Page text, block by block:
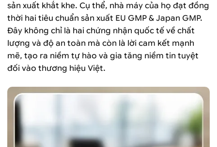
sản xuất khắt khe. Cụ thể, nhà máy của họ đạt đồng
thời hai tiêu chuẩn sản xuất EU GMP & Japan GMP.
Đây không chỉ là hai chứng nhận quốc tế về chất
lượng và độ an toàn mà còn là lời cam kết mạnh
mẽ, tạo ra niềm tự hào và gia tăng niềm tin tuyệt
đối vào thương hiệu Việt.